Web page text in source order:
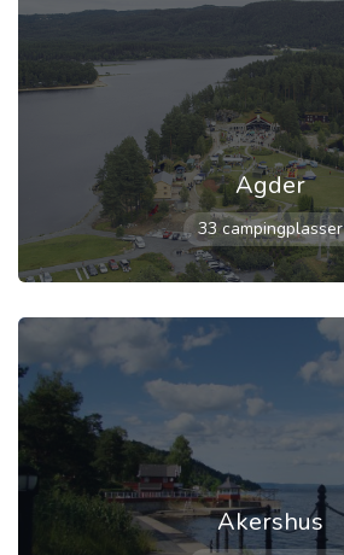
Agder
33 campingplasser
Akershus